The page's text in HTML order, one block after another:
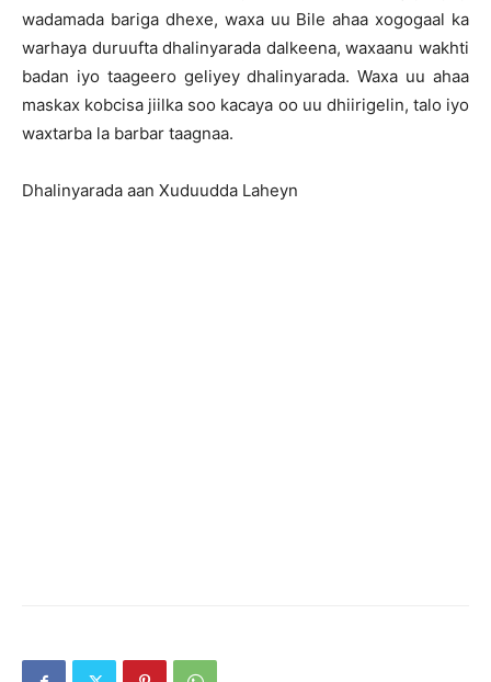
wadamada bariga dhexe, waxa uu Bile ahaa xogogaal ka
warhaya duruufta dhalinyarada dalkeena, waxaanu wakhti
badan iyo taageero geliyey dhalinyarada. Waxa uu ahaa
maskax kobcisa jiilka soo kacaya oo uu dhiirigelin, talo iyo
waxtarba la barbar taagnaa.
Dhalinyarada aan Xuduudda Laheyn